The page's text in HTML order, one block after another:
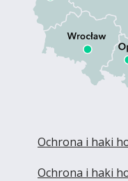
Ochrona i haki
Ochrona i haki